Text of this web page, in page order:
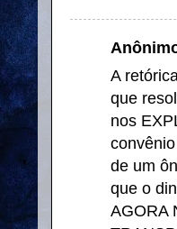
A
que
nos
de um
que o
AGORA